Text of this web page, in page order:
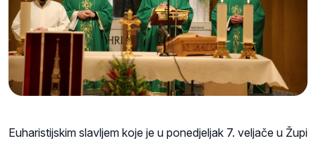
Euharistijskim slavljem koje je u ponedjeljak 7. veljače u Župi